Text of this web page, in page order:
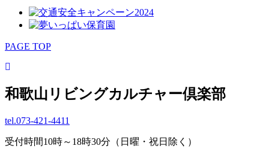
PAGE TOP
和歌山リビングカルチャー倶楽部
tel.073-421-4411
受付時間10時～18時30分（日曜・祝日除く）